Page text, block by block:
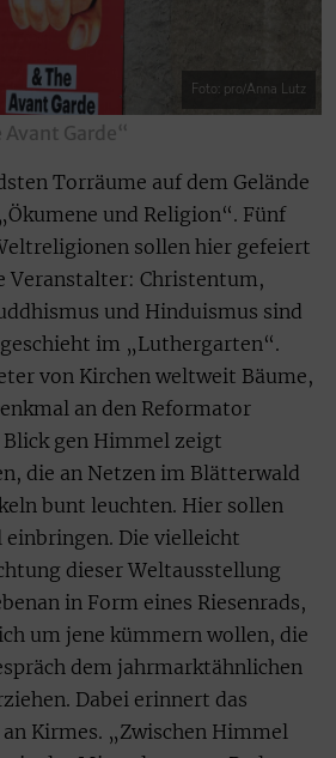
Foto: pro/Anna Lutz
Garde“
Torräume auf dem Gelände
und Religion“. Fünf
sollen hier gefeiert
Veranstalter: Christentum,
und Hinduismus sind
im „Luthergarten“.
von Kirchen weltweit Bäume,
an den Reformator
gen Himmel zeigt
die an Netzen im Blätterwald
bunt leuchten. Hier sollen
einbringen. Die vielleicht
dieser Weltausstellung
in Form eines Riesenrads,
um jene kümmern wollen, die
dem jahrmarktähnlichen
Dabei erinnert das
Kirmes. „Zwischen Himmel